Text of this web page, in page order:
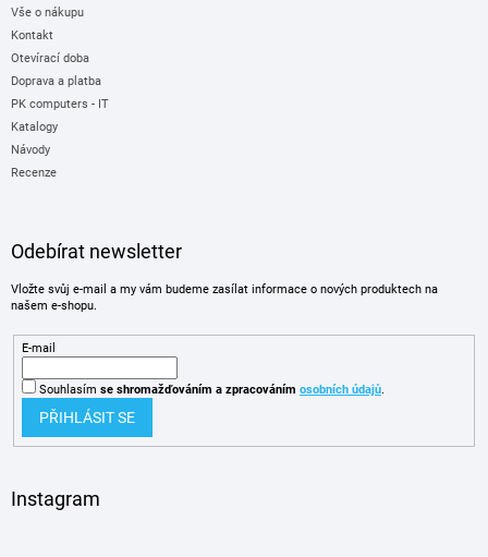
Vše o nákupu
Kontakt
Otevírací doba
Doprava a platba
PK computers - IT
Katalogy
Návody
Recenze
Odebírat newsletter
Vložte svůj e-mail a my vám budeme zasílat informace o nových produktech na
našem e-shopu.
E-mail
Souhlasím se shromažďováním a zpracováním osobních údajů.
PŘIHLÁSIT SE
Instagram